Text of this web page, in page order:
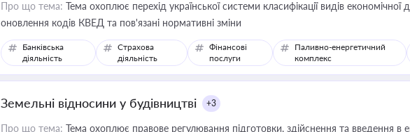
Про що тема: Тема охоплює перехід української системи класифікації видів економічної
оновлення кодів КВЕД та пов'язані нормативні зміни
Банківська
діяльність
Страхова
діяльність
Фінансові
послуги
Паливно-енергетичний
комплекс
Земельні відносини у будівництві +3
Про що тема: Тема охоплює правове регулювання підготовки, здійснення та введення в